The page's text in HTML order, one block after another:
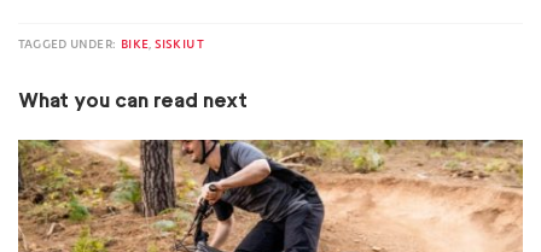
TAGGED UNDER: BIKE SISKIU T
What you can read next